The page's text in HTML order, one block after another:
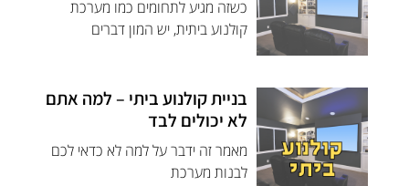
כשזה מגיע לתחומים כמו מערכת
קולנוע ביתית, יש המון דברים
בניית קולנוע ביתי – למה אתם
לא יכולים לבד
מאמר זה ידבר על למה לא כדאי לכם
לבנות מערכת